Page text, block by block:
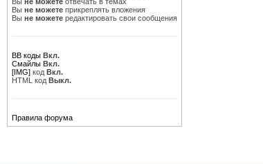
Вы не можете прикреплять вложения
Вы не можете редактировать свои сообщения
BB коды Вкл.
Смайлы Вкл.
[IMG] код Вкл.
HTML код Выкл.
Правила форума